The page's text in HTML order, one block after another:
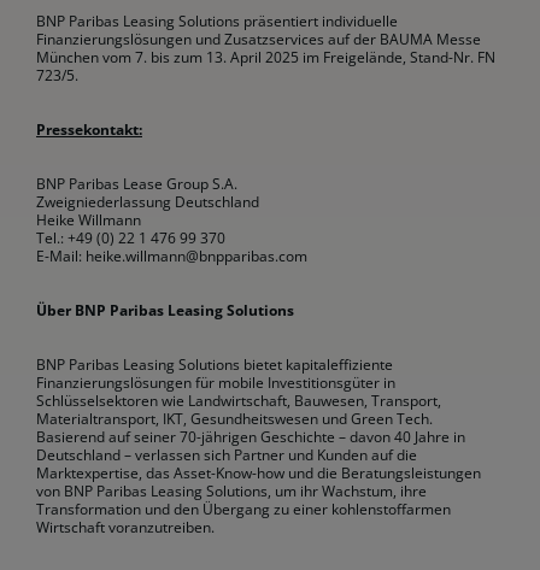
BNP Paribas Leasing Solutions präsentiert individuelle
Finanzierungslösungen und Zusatzservices auf der BAUMA Messe
München vom 7. bis zum 13. April 2025 im Freigelände, Stand-Nr. FN
723/5.
Pressekontakt:
BNP Paribas Lease Group S.A.
Zweigniederlassung Deutschland
Heike Willmann
Tel.: +49 (0) 22 1 476 99 370
E-Mail: heike.willmann@bnpparibas.com
Über BNP Paribas Leasing Solutions
BNP Paribas Leasing Solutions bietet kapitaleffiziente
Finanzierungslösungen für mobile Investitionsgüter in
Schlüsselsektoren wie Landwirtschaft, Bauwesen, Transport,
Materialtransport, IKT, Gesundheitswesen und Green Tech.
Basierend auf seiner 70-jährigen Geschichte – davon 40 Jahre in
Deutschland – verlassen sich Partner und Kunden auf die
Marktexpertise, das Asset-Know-how und die Beratungsleistungen
von BNP Paribas Leasing Solutions, um ihr Wachstum, ihre
Transformation und den Übergang zu einer kohlenstoffarmen
Wirtschaft voranzutreiben.